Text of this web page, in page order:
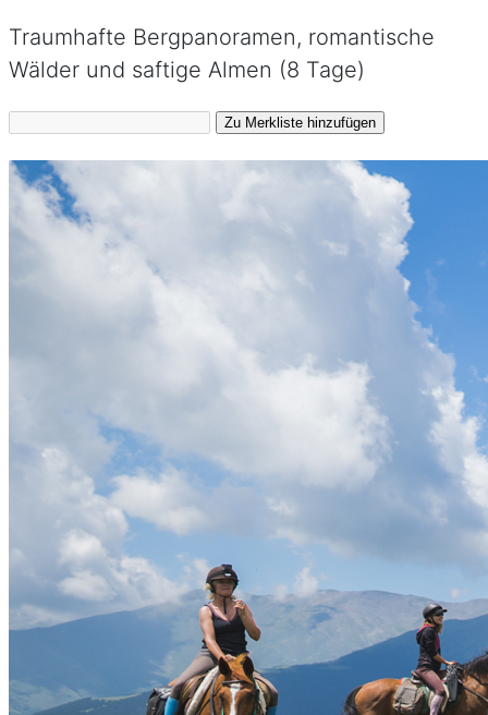
Traumhafte Bergpanoramen, romantische
Wälder und saftige Almen (8 Tage)